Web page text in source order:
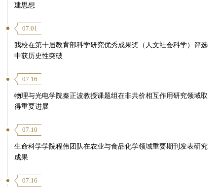
建思想
07.01
我校在第十届教育部科学研究优秀成果奖（人文社会科学）评选
中获历史性突破
07.16
物理与光电学院秦正波教授课题组在非共价相互作用研究领域取
得重要进展
07.10
生命科学学院程伟团队在农业与食品化学领域重要期刊发表研究
成果
07.16